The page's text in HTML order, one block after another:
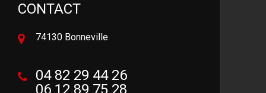
CONTACT
74130 Bonneville
04 82 29 44 26
06 12 89 75 28